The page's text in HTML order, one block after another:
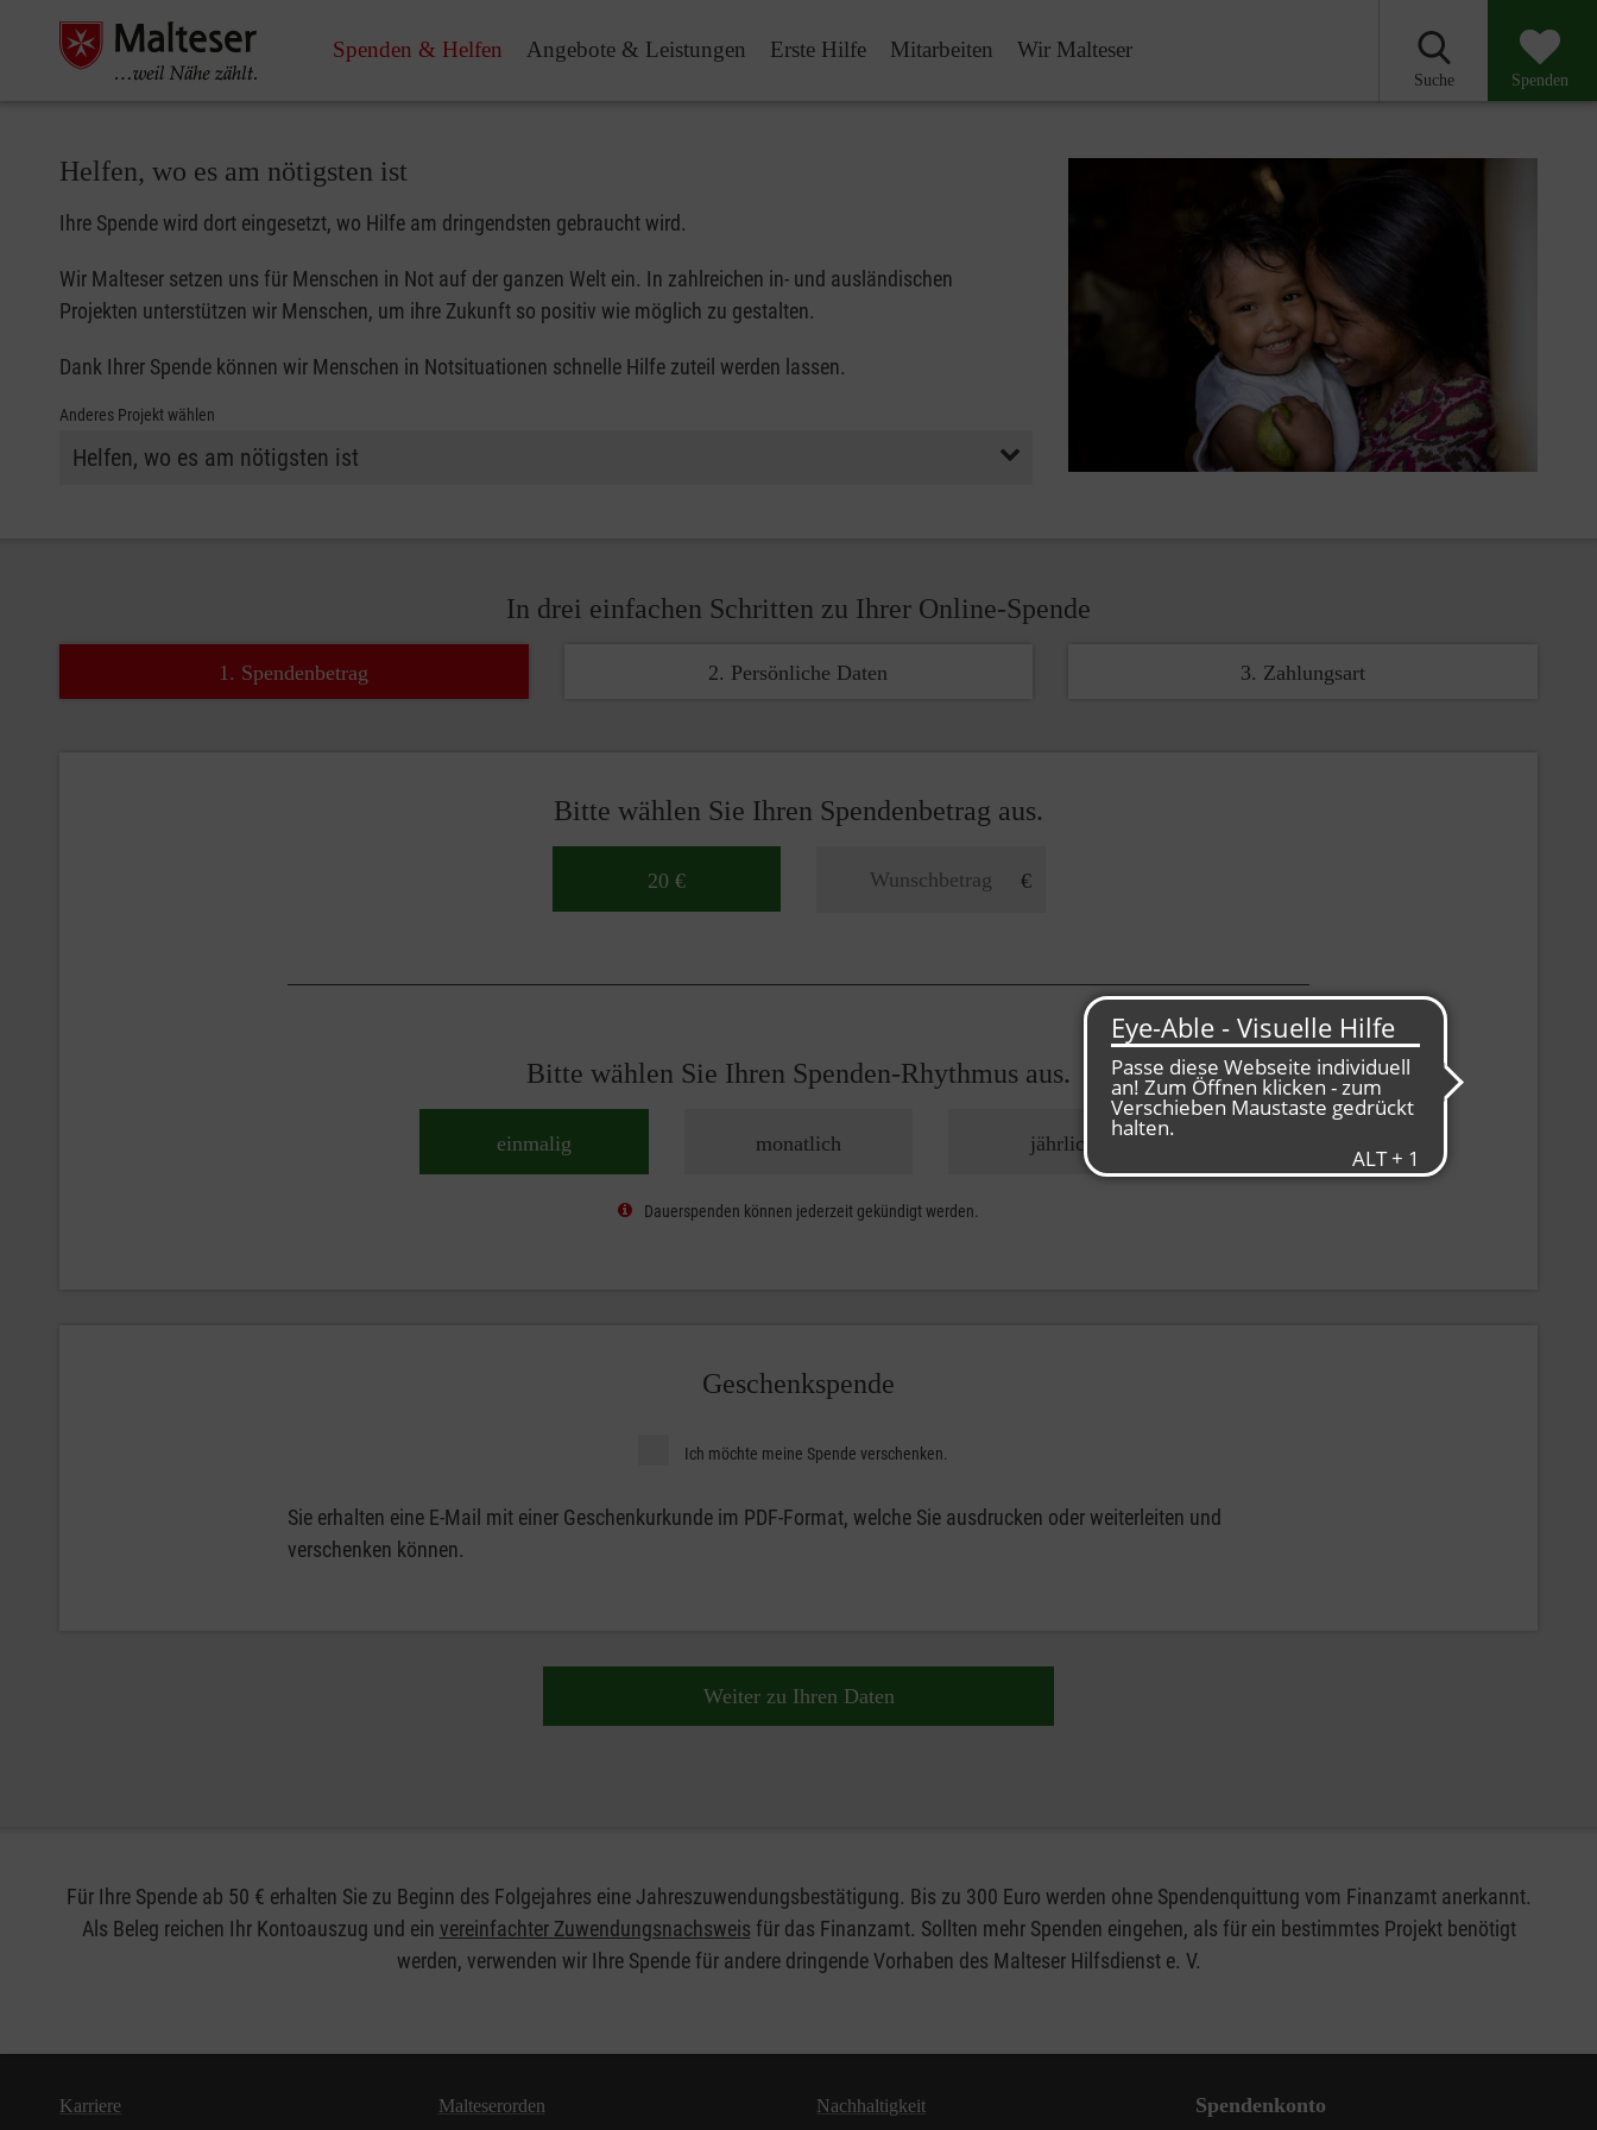
Spenden & Helfen Angebote & Leistungen Erste Hilfe Mitarbeiten Wir Malteser
Suche Spenden
Helfen, wo es am nötigsten ist
Ihre Spende wird dort eingesetzt, wo Hilfe am dringendsten gebraucht wird.
Wir Malteser setzen uns für Menschen in Not auf der ganzen Welt ein. In zahlreichen in- und ausländischen
Projekten unterstützen wir Menschen, um ihre Zukunft so positiv wie möglich zu gestalten.
Dank Ihrer Spende können wir Menschen in Notsituationen schnelle Hilfe zuteil werden lassen.
Anderes Projekt wählen
In drei einfachen Schritten zu Ihrer Online-Spende
1. Spendenbetrag 2. Persönliche Daten 3. Zahlungsart
Bitte wählen Sie Ihren Spendenbetrag aus.
20 €
Bitte wählen Sie Ihren Spenden-Rhythmus aus.
einmalig monatlich jährlich
Dauerspenden können jederzeit gekündigt werden.
Geschenkspende
Ich möchte meine Spende verschenken.
Sie erhalten eine E-Mail mit einer Geschenkurkunde im PDF-Format, welche Sie ausdrucken oder weiterleiten und
verschenken können.
Weiter zu Ihren Daten
Für Ihre Spende ab 50 € erhalten Sie zu Beginn des Folgejahres eine Jahreszuwendungsbestätigung. Bis zu 300 Euro werden ohne Spendenquittung vom Finanzamt anerkannt.
Als Beleg reichen Ihr Kontoauszug und ein vereinfachter Zuwendungsnachsweis für das Finanzamt. Sollten mehr Spenden eingehen, als für ein bestimmtes Projekt benötigt
werden, verwenden wir Ihre Spende für andere dringende Vorhaben des Malteser Hilfsdienst e. V.
Karriere
Malteserorden
Nachhaltigkeit
Spendenkonto